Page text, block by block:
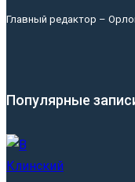
Главный редактор –
Популярные